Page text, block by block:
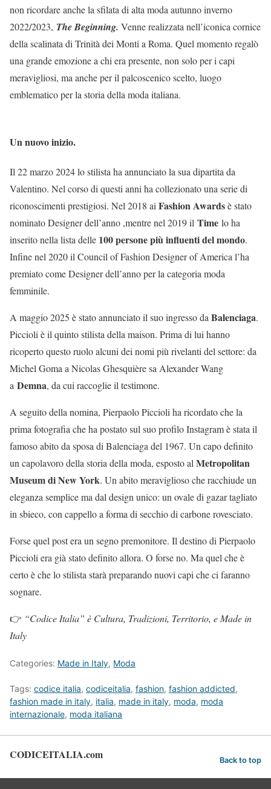
non ricordare anche la sfilata di alta moda autunno inverno
2022/2023, The Beginning. Venne realizzata nell’iconica cornice
della scalinata di Trinità dei Monti a Roma. Quel momento regalò
una grande emozione a chi era presente, non solo per i capi
meravigliosi, ma anche per il palcoscenico scelto, luogo
emblematico per la storia della moda italiana.
Un nuovo inizio.
Il 22 marzo 2024 lo stilista ha annunciato la sua dipartita da
Valentino. Nel corso di questi anni ha collezionato una serie di
riconoscimenti prestigiosi. Nel 2018 ai Fashion Awardsè stato
nominato Designer dell’anno ,mentre nel 2019 il Time lo ha
inserito nella lista delle 100 persone più influenti del mondo.
Infine nel 2020 il Council of Fashion Designer of America l’ha
premiato come Designer dell’anno per la categoria moda
femminile.
A maggio 2025 è stato annunciato il suo ingresso da Balenciaga.
Piccioli è il quinto stilista della maison. Prima di lui hanno
ricoperto questo ruolo alcuni dei nomi più rivelanti del settore: da
Michel Goma a Nicolas Ghesquière sa Alexander Wang
a Demna, da cui raccoglie il testimone.
A seguito della nomina, Pierpaolo Piccioli ha ricordato che la
prima fotografia che ha postato sul suo profilo Instagram è stata il
famoso abito da sposa di Balenciaga del 1967. Un capo definito
un capolavoro della storia della moda, esposto al Metropolitan
Museum di New York. Un abito meraviglioso che racchiude un
eleganza semplice ma dal design unico: un ovale di gazar tagliato
in sbieco, con cappello a forma di secchio di carbone rovesciato.
Forse quel post era un segno premonitore. Il destino di Pierpaolo
Piccioli era già stato definito allora. O forse no. Ma quel che è
certo è che lo stilista starà preparando nuovi capi che ci faranno
sognare.
👉 “Codice Italia” è Cultura, Tradizioni, Territorio, e Made in
Italy
Categories: Made in Italy, Moda
Tags: codice italia, codiceitalia, fashion, fashion addicted,
fashion made in italy, italia, made in italy, moda, moda
internazionale, moda italiana
CODICEITALIA.com Back to top